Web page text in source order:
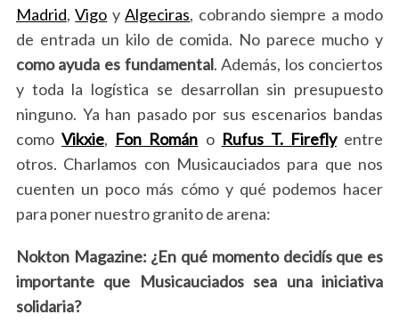
Madrid,Vigo yAlgeciras, cobrando siempre a modo
de entrada un kilo de comida. No parece mucho y
como ayuda es fundamental. Además, los conciertos
y toda la logística se desarrollan sin presupuesto
ninguno. Ya han pasado por sus escenarios bandas
comoVikxie, Fon Román o Rufus T. Fireflyentre
otros. Charlamos con Musicauciados para que nos
cuenten un poco más cómo y qué podemos hacer
para poner nuestro granito de arena:
Nokton Magazine: ¿En qué momento decidís que es
importante que Musicauciados sea una iniciativa
solidaria?